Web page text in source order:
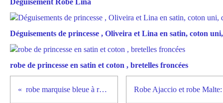
Déguisement Robe Lina
Déguisements de princesse , Oliveira et Lina en satin, coton
robe de princesse en satin et coton , bretelles froncées
robe marquise bleue à rubans